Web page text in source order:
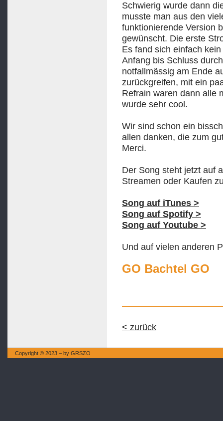
Schwierig wurde dann
musste man aus den
funktionierende Version
gewünscht. Die erste
Es fand sich einfach
Anfang bis Schluss
notfallmässig am Ende
zurückgreifen, mit ein
Refrain waren dann alle
wurde sehr cool.
Wir sind schon ein
allen danken, die zum
Merci.
Der Song steht jetzt auf
Streamen oder Kaufen
Song auf iTunes >
Song auf Spotify >
Song auf Youtube >
Und auf vielen anderen
GO Bachtel GO
< zurück
Copyright © 2023 – by GRSZO